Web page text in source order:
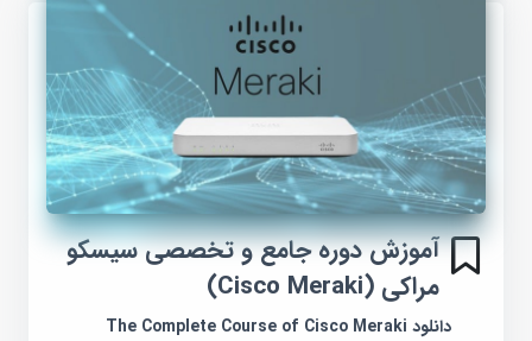
آموزش دوره جامع و تخصصی سیسکو
مراکی (Cisco Meraki)
دانلود The Complete Course of Cisco Meraki